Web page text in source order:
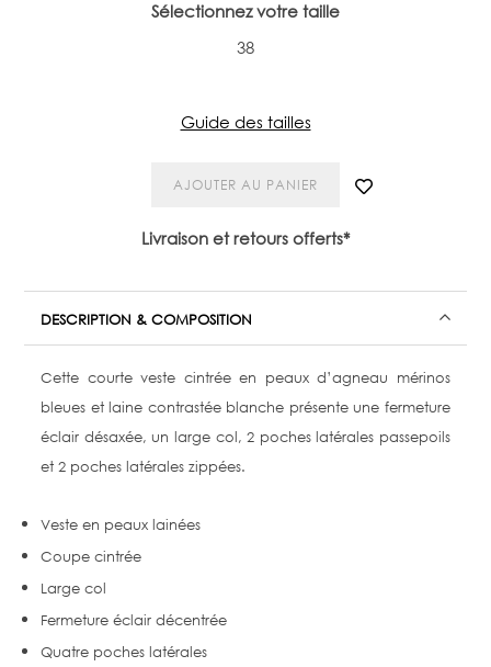
Sélectionnez votre taille
38
Guide des tailles
AJOUTER AU PANIER
Livraison et retours offerts*
DESCRIPTION & COMPOSITION
Cette courte veste cintrée en peaux d’agneau mérinos
bleues et laine contrastée blanche présente une fermeture
éclair désaxée, un large col, 2 poches latérales passepoils
et 2 poches latérales zippées.
Veste en peaux lainées
Coupe cintrée
Large col
Fermeture éclair décentrée
Quatre poches latérales